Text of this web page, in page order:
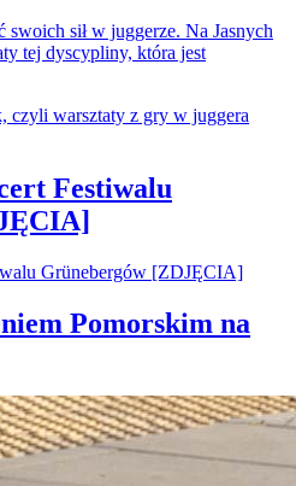
sił w juggerze. Na Jasnych
tej dyscypliny, która jest
Festiwalu
Pomorskim na